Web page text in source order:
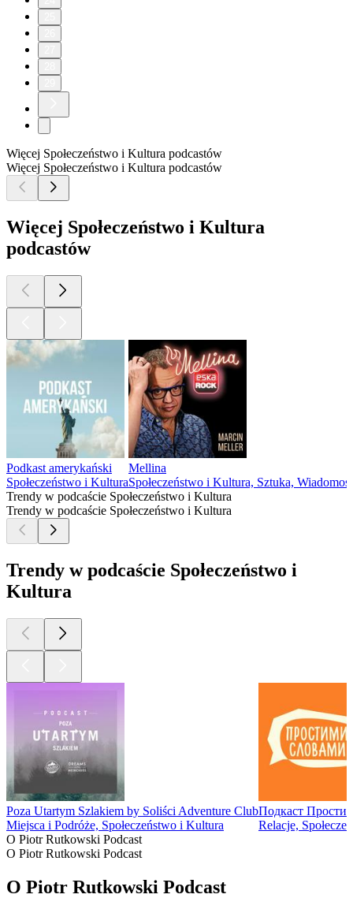
Więcej Społeczeństwo i Kultura podcastów
Więcej Społeczeństwo i Kultura podcastów
Więcej Społeczeństwo i Kultura
podcastów
Podkast amerykański
Społeczeństwo i Kultura
Mellina
Społeczeństwo i Kultura, Sztuka,
Trendy w podcaście Społeczeństwo i Kultura
Trendy w podcaście Społeczeństwo i Kultura
Trendy w podcaście Społeczeństwo i
Kultura
Poza Utartym Szlakiem by Soliści Adventure Club
Miejsca i Podróże, Społeczeństwo i Kultura
Подкаст
Relacje,
O Piotr Rutkowski Podcast
O Piotr Rutkowski Podcast
O Piotr Rutkowski Podcast